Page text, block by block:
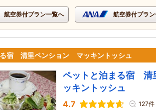
航空券付プラン一覧へ 航空券付プラ
宿 清里ペンション マッキントッシュ
ペットと泊まる宿
ッキントッシュ
4.7 127件